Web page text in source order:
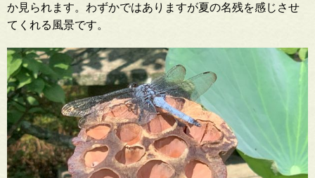
か見られます。わずかではありますが夏の名残を感じさせ
てくれる風景です。